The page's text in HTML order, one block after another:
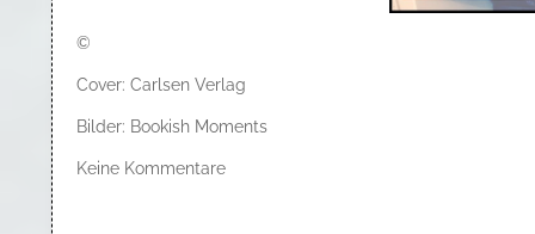
©
Cover: Carlsen Verlag
Bilder: Bookish Moments
Keine Kommentare